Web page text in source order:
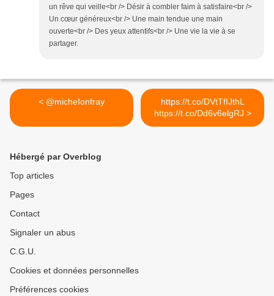
un rêve qui veille<br /> Désir à combler faim à satisfaire<br />
Un cœur généreux<br /> Une main tendue une main
ouverte<br /> Des yeux attentifs<br /> Une vie la vie à se
partager.
< @micheIonfray
https://t.co/DVtTfIJthL
https://t.co/Dd6v6elgRJ >
Hébergé par Overblog
Top articles
Pages
Contact
Signaler un abus
C.G.U.
Cookies et données personnelles
Préférences cookies